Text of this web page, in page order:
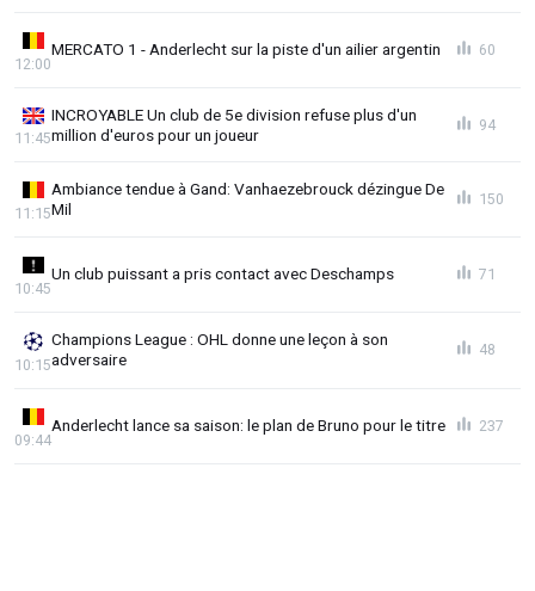
MERCATO 1 - Anderlecht sur la piste d'un ailier argentin
12:00
60
INCROYABLE Un club de 5e division refuse plus d'un
million d'euros pour un joueur
11:45
94
Ambiance tendue à Gand: Vanhaezebrouck dézingue De
Mil
11:15
150
Un club puissant a pris contact avec Deschamps
10:45
71
Champions League : OHL donne une leçon à son
adversaire
10:15
48
Anderlecht lance sa saison: le plan de Bruno pour le titre
09:44
237